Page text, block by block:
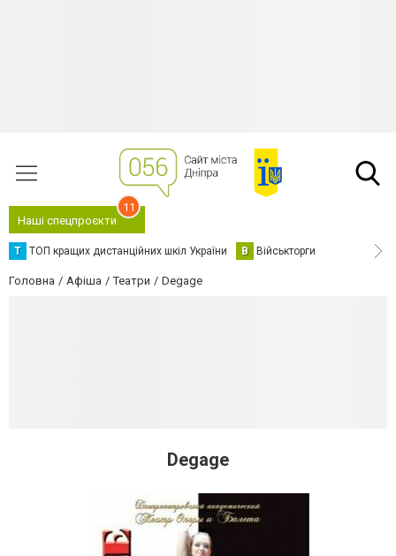
Наші спецпроєкти
11
Т ТОП кращих дистанційних шкіл України В Військторги
Головна Афіша Театри Degage
Degage